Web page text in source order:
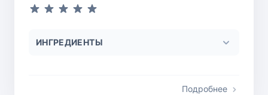
ИНГРЕДИЕНТЫ
Подробнее